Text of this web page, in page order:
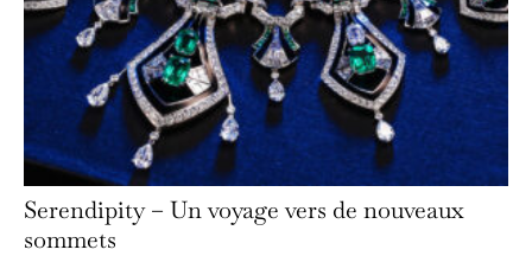
Serendipity – Un voyage vers de nouveaux
sommets